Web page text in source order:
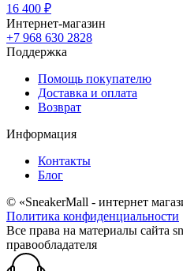
16 400 ₽
Интернет-магазин
+7 968 630 2828
Поддержка
Помощь покупателю
Доставка и оплата
Возврат
Информация
Контакты
Блог
© «SneakerMall - интернет
Политика конфиденциальности
Все права на материалы сайта
правообладателя